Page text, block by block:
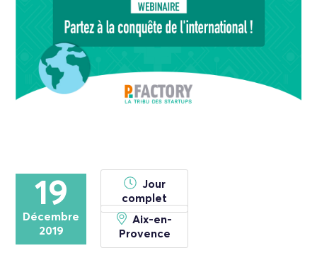
19
Décembre
2019
Jour
complet
Aix-en-
Provence